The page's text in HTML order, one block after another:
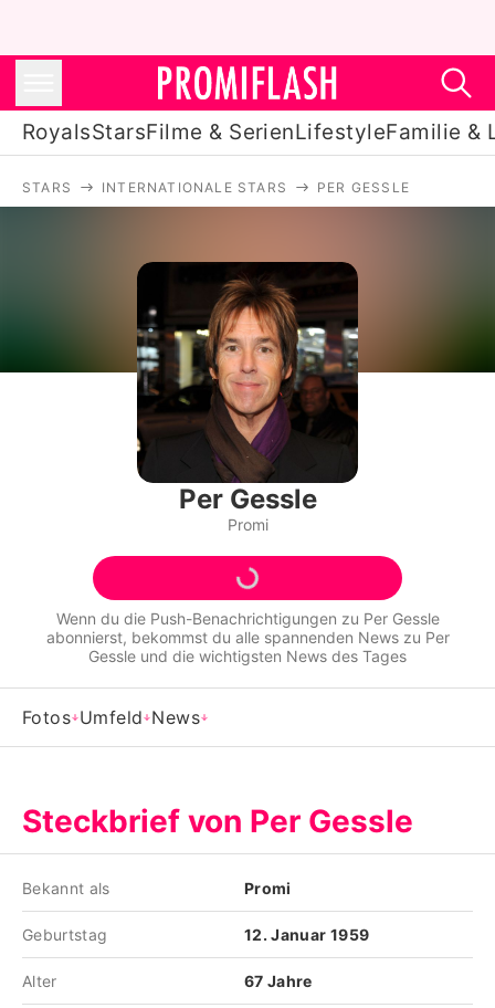
RoyalsStarsFilme & SerienLifestyleFamilie &
Filme & Serien
Lifestyle
Familie & Liebe
Promiflash Exklusiv
Alle Themen auf Promiflash
Jobs
App runterladen
Team
Impressum
Nutzungsbedingungen
Utiq verwalten
STARS INTERNATIONALE STARS PER GESSLE
Per Gessle
Promi
Wenn du die Push-Benachrichtigungen zu Per Gessle
abonnierst, bekommst du alle spannenden News zu Per
Gessle und die wichtigsten News des Tages
Fotos Umfeld News
Steckbrief von Per Gessle
Bekannt als Promi
Geburtstag 12. Januar 1959
Alter 67 Jahre